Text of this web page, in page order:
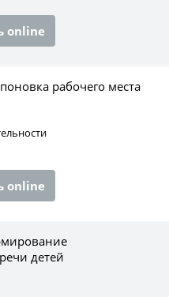
online
рабочего места
online
детей